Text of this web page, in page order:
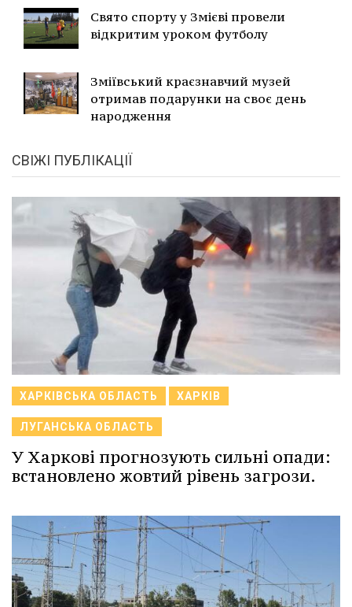
Свято спорту у Змієві провели
відкритим уроком футболу
Зміївський краєзнавчий музей
отримав подарунки на своє день
народження
СВІЖІ ПУБЛІКАЦІЇ
ХАРКІВСЬКА ОБЛАСТЬ ХАРКІВ
ЛУГАНСЬКА ОБЛАСТЬ
У Харкові прогнозують сильні опади:
встановлено жовтий рівень загрози.